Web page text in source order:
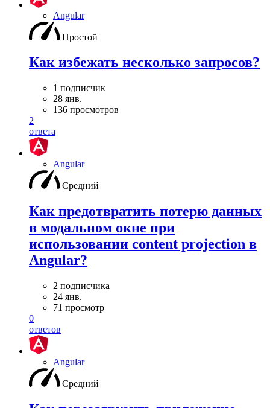
Angular
Простой
Как избежать несколько запросов?
1 подписчик
28 янв.
136 просмотров
2
ответа
Angular
Средний
Как предотвратить потерю данных
в модальном окне при
использовании content projection в
Angular?
2 подписчика
24 янв.
71 просмотр
0
ответов
Angular
Средний